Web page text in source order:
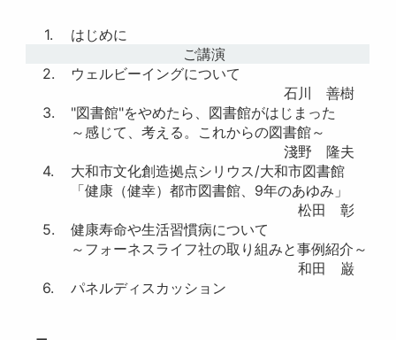
1.
はじめに
ご講演
2.
ウェルビーイングについて
石川 善樹 氏
3.
"図書館"をやめたら、図書館がはじまった
～感じて、考える。これからの図書館～
淺野 隆夫 氏
4.
大和市文化創造拠点シリウス/大和市図書館
「健康（健幸）都市図書館、9年のあゆみ」
松田 彰 氏
5.
健康寿命や生活習慣病について
～フォーネスライフ社の取り組みと事例紹介～
和田 巌 氏
6.
パネルディスカッション